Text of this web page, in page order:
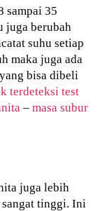
sampai 35
juga berubah
suhu setiap
maka juga ada
bisa dibeli
terdeteksi test
–masa subur
juga lebih
tinggi. Ini